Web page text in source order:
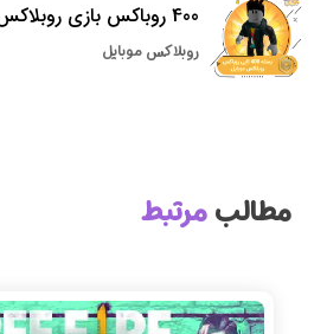
400 روباکس بازی روبلاکس
روبلاکس موبایل
مطالبمرتبط